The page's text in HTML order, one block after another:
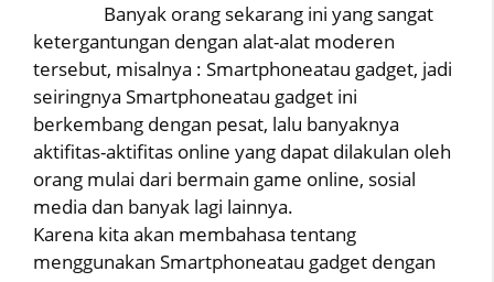
Banyak orang sekarang ini yang sangat
ketergantungan dengan alat-alat moderen
tersebut, misalnya : Smartphoneatau gadget, jadi
seiringnya Smartphoneatau gadget ini
berkembang dengan pesat, lalu banyaknya
aktifitas-aktifitas online yang dapat dilakulan oleh
orang mulai dari bermain game online, sosial
media dan banyak lagi lainnya.
Karena kita akan membahasa tentang
menggunakan Smartphoneatau gadget dengan